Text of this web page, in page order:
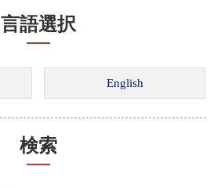
言語選択
検索